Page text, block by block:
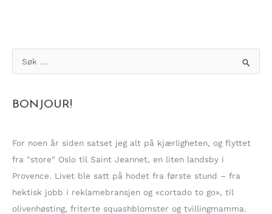
ø
e
t
e
r
:
BONJOUR!
For noen år siden satset jeg alt på kjærligheten, og flyttet
fra "store" Oslo til Saint Jeannet, en liten landsby i
Provence. Livet ble satt på hodet fra første stund – fra
hektisk jobb i reklamebransjen og «cortado to go», til
olivenhøsting, friterte squashblomster og tvillingmamma.